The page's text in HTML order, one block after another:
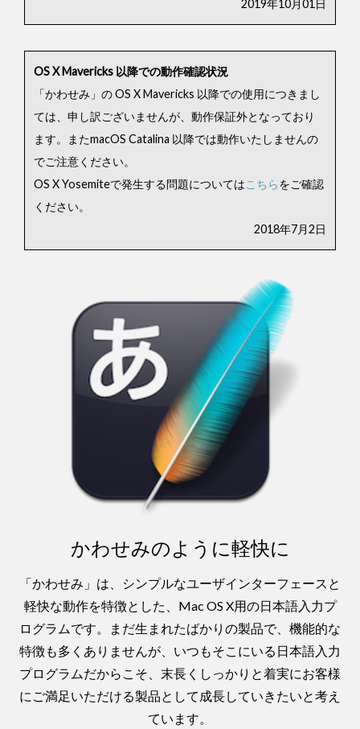
2019年10月01日
OS X Mavericks 以降での動作確認状況
「かわせみ」の OS X Mavericks 以降での使用につきまし
ては、申し訳ございませんが、動作保証外となっており
ます。またmacOS Catalina 以降では動作いたしませんの
でご注意ください。
OS X Yosemiteで発生する問題についてはこちらをご確認
ください。
2018年7月2日
かわせみのように軽快に
「かわせみ」は、シンプルなユーザインターフェースと
軽快な動作を特徴とした、Mac OS X用の日本語入力プ
ログラムです。まだ生まれたばかりの製品で、機能的な
特徴も多くありませんが、いつもそこにいる日本語入力
プログラムだからこそ、末長くしっかりと着実にお客様
にご満足いただける製品として成長していきたいと考え
ています。